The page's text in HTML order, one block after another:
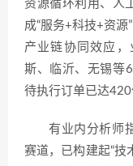
资源循环利用、人
成“服务+科技+资
产业链协同效应
斯、临沂、无锡等
待执行订单已达420
有业内分析师
赛道，已构建起“技